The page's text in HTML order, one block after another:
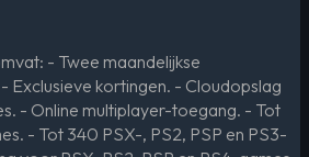
- Twee maandelijkse
Exclusieve kortingen. - Cloudopslag
- Online multiplayer-toegang. - Tot
- Tot 340 PSX-, PS2, PSP en PS3-